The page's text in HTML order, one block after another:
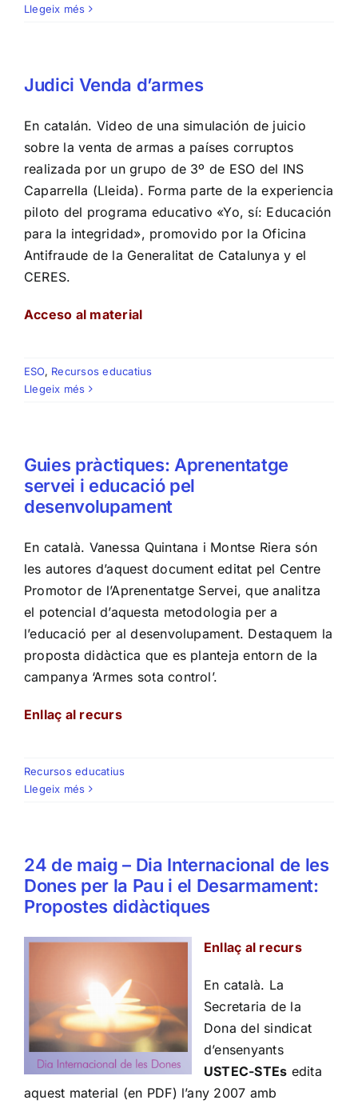
Llegeix més
Judici Venda d’armes
En catalán. Video de una simulación de juicio
sobre la venta de armas a países corruptos
realizada por un grupo de 3º de ESO del INS
Caparrella (Lleida). Forma parte de la experiencia
piloto del programa educativo «Yo, sí: Educación
para la integridad», promovido por la Oficina
Antifraude de la Generalitat de Catalunya y el
CERES.
Acceso al material
ESO, Recursos educatius
Llegeix més
Guies pràctiques: Aprenentatge
servei i educació pel
desenvolupament
En català. Vanessa Quintana i Montse Riera són
les autores d’aquest document editat pel Centre
Promotor de l’Aprenentatge Servei, que analitza
el potencial d’aquesta metodologia per a
l’educació per al desenvolupament. Destaquem la
proposta didàctica que es planteja entorn de la
campanya ‘Armes sota control’.
Enllaç al recurs
Recursos educatius
Llegeix més
24 de maig – Dia Internacional de les
Dones per la Pau i el Desarmament:
Propostes didàctiques
Enllaç al recurs
En català. La
Secretaria de la
Dona del sindicat
d’ensenyants
USTEC-STEs edita
aquest material (en PDF) l’any 2007 amb